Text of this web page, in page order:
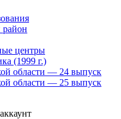
центры
(1999 г.)
области — 24 выпуск
области — 25 выпуск